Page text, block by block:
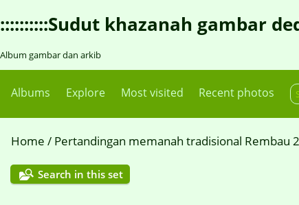
::::::::::Sudut khazanah gambar
Album gambar dan arkib
Albums Explore Most visited Recent photos
Home / Pertandingan memanah tradisional Rembau
Search in this set